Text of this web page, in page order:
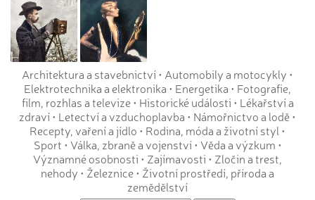
Architektura a stavebnictví• Automobily a motocykly •
Elektrotechnika a elektronika • Energetika • Fotografie,
film, rozhlas a televize• Historické události • Lékařství a
zdraví• Letectví a vzduchoplavba • Námořnictvo a lodě•
Recepty, vaření a jídlo • Rodina, móda a životní styl •
Sport • Válka, zbraně a vojenství• Věda a výzkum •
Významné osobnosti • Zajímavosti • Zločin a trest,
nehody • Železnice• Životní prostředí, příroda a
zemědělství